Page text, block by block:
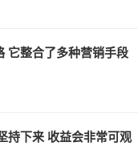
它整合了多种营销手段
持下来 收益会非常可观